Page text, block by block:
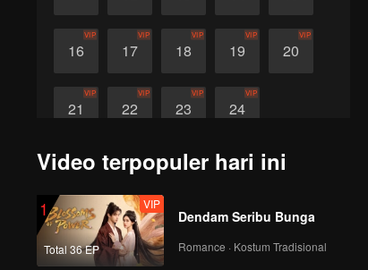
16
VIP
17
VIP
18
VIP
19
VIP
20
VIP
21
VIP
22
VIP
23
VIP
24
VIP
Video terpopuler hari ini
1
Total 36 EP
VIP
Dendam Seribu Bunga
Romance · Kostum Tradisional